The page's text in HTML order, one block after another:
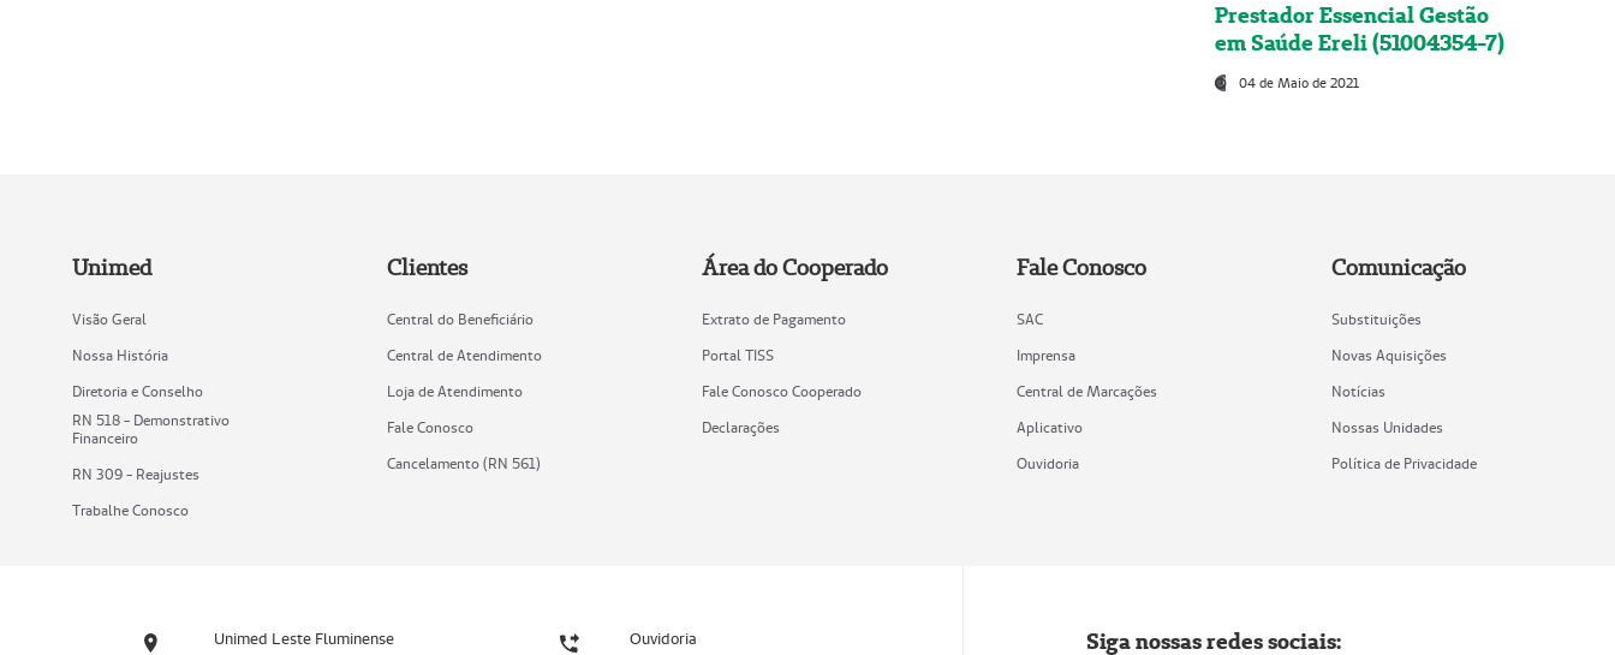
Prestador Essencial Gestão
em Saúde Ereli (51004354-7)
04 de Maio de 2021
Unimed
Visão Geral
Nossa História
Diretoria e Conselho
RN 518 - Demonstrativo
Financeiro
RN 309 - Reajustes
Trabalhe Conosco
Clientes
Central do Beneficiário
Central de Atendimento
Loja de Atendimento
Fale Conosco
Cancelamento (RN 561)
Área do Cooperado
Extrato de Pagamento
Portal TISS
Fale Conosco Cooperado
Declarações
Fale Conosco
SAC
Imprensa
Central de Marcações
Aplicativo
Ouvidoria
Comunicação
Substituições
Novas Aquisições
Notícias
Nossas Unidades
Política de Privacidade
Unimed Leste Fluminense Ouvidoria Siga nossas redes sociais: